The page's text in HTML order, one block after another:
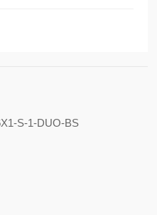
S-1-DUO-BS